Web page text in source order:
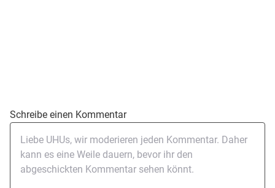
Schreibe einen Kommentar